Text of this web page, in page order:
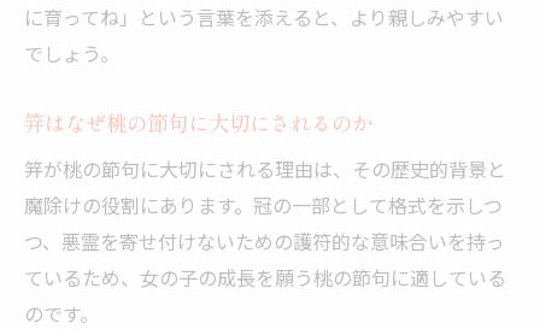
に育ってね」という言葉を添えると、より親しみやすい
でしょう。
笄はなぜ桃の節句に大切にされるのか
笄が桃の節句に大切にされる理由は、その歴史的背景と
魔除けの役割にあります。冠の一部として格式を示しつ
つ、悪霊を寄せ付けないための護符的な意味合いを持っ
ているため、女の子の成長を願う桃の節句に適している
のです。